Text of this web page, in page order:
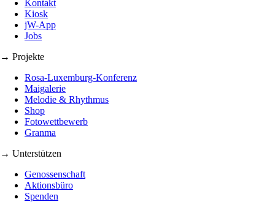
Kontakt
Kiosk
jW-App
Jobs
→ Projekte
Rosa-Luxemburg-Konferenz
Maigalerie
Melodie & Rhythmus
Shop
Fotowettbewerb
Granma
→ Unterstützen
Genossenschaft
Aktionsbüro
Spenden